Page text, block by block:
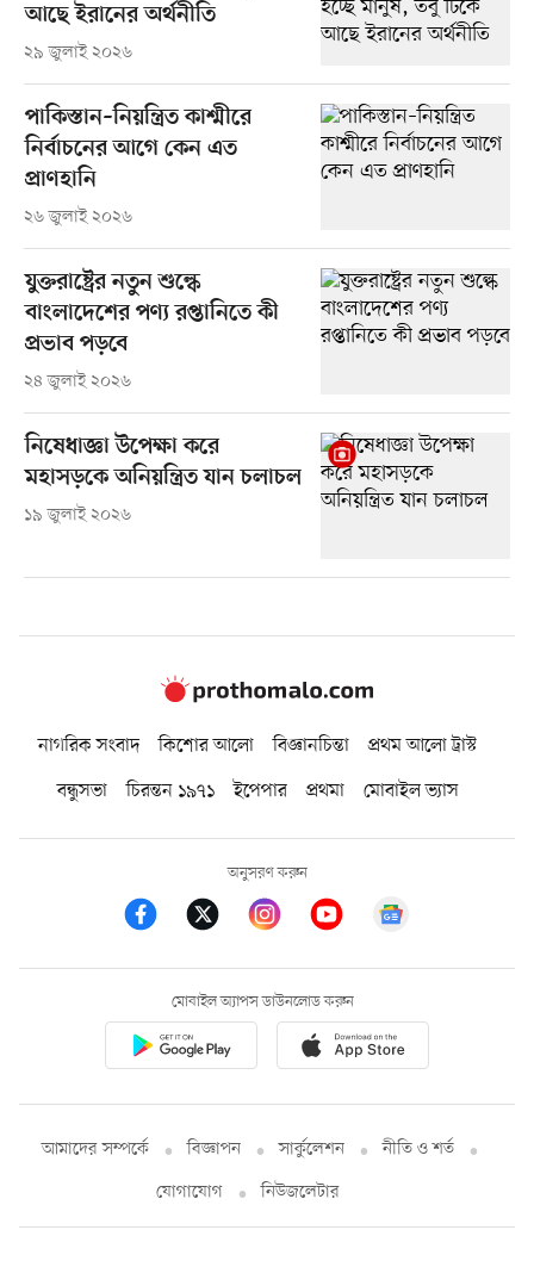
আছে ইরানের অর্থনীতি
২৯ জুলাই ২০২৬
পাকিস্তান–নিয়ন্ত্রিত কাশ্মীরে
নির্বাচনের আগে কেন এত
প্রাণহানি
২৬ জুলাই ২০২৬
যুক্তরাষ্ট্রের নতুন শুল্কে
বাংলাদেশের পণ্য রপ্তানিতে কী
প্রভাব পড়বে
২৪ জুলাই ২০২৬
নিষেধাজ্ঞা উপেক্ষা করে
মহাসড়কে অনিয়ন্ত্রিত যান চলাচল
১৯ জুলাই ২০২৬
নাগরিক সংবাদ কিশোর আলো বিজ্ঞানচিন্তা
প্রথম আলো ট্রাস্ট
বন্ধুসভা
চিরন্তন ১৯৭১ ইপেপার প্রথমা মোবাইল ভ্যাস
অনুসরণ করুন
মোবাইল অ্যাপস ডাউনলোড করুন
আমাদের সম্পর্কে বিজ্ঞাপন সার্কুলেশন
নীতি ও শর্ত
যোগাযোগ
নিউজলেটার